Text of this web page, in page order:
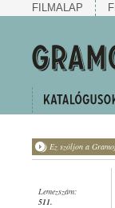
FILMALAP
Ez szóljon a
Lemezszám:
511.